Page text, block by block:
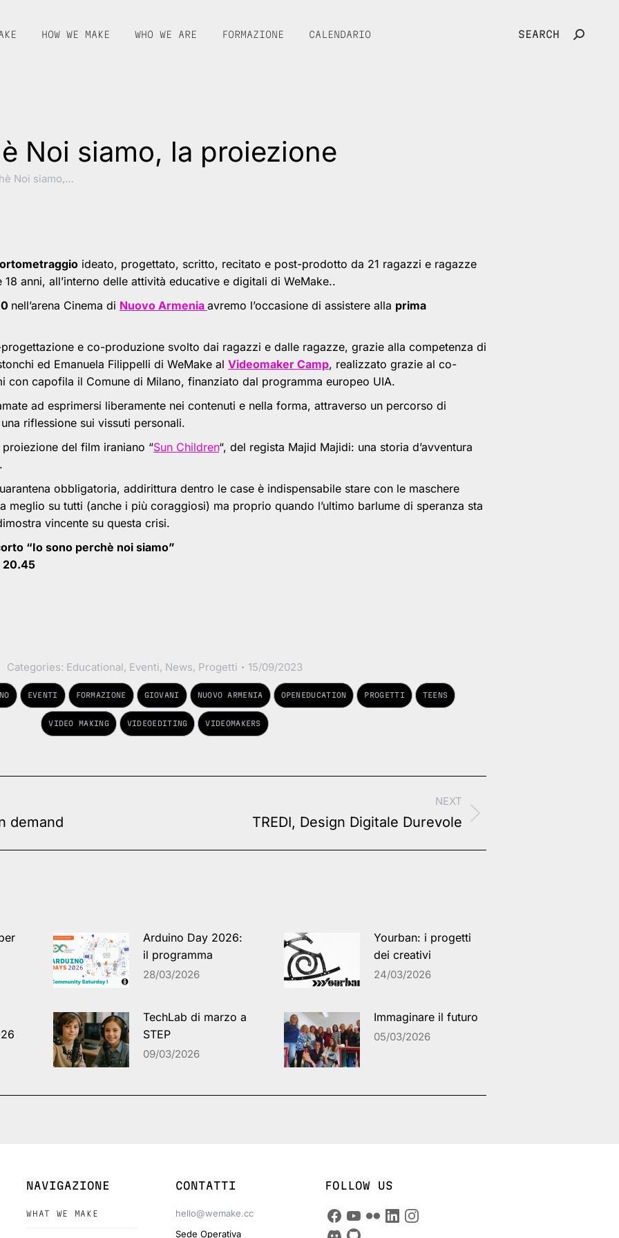
HOW WE MAKE WHO WE ARE FORMAZIONE CALENDARIO SEARCH Search:
Noi siamo, la proiezione
Noi siamo,…
ideato, progettato, scritto, recitato e post-prodotto da 21 ragazzi e ragazze
anni, all’interno delle attività educative e digitali di WeMake..
nell’arena Cinema di Nuovo Armenia avremo l’occasione di assistere alla prima
e co-produzione svolto dai ragazzi e dalle ragazze, grazie alla competenza di
ed Emanuela Filippelli di WeMake al Videomaker Camp, realizzato grazie al co-
con capofila il Comune di Milano, finanziato dal programma europeo UIA.
ad esprimersi liberamente nei contenuti e nella forma, attraverso un percorso di
riflessione sui vissuti personali.
del film iraniano “Sun Children“, del regista Majid Majidi: una storia d’avventura
obbligatoria, addirittura dentro le case è indispensabile stare con le maschere
meglio su tutti (anche i più coraggiosi) ma proprio quando l’ultimo barlume di speranza sta
vincente su questa crisi.
“Io sono perchè noi siamo”
20.45
Categories: Educational, Eventi, News, Progetti 15/09/2023
EVENTI FORMAZIONE GIOVANI NUOVO ARMENIA OPENEDUCATION PROGETTI TEENS
VIDEO MAKING VIDEOEDITING VIDEOMAKERS
demand
NEXT
TREDI, Design Digitale Durevole
Arduino Day 2026:
il programma
28/03/2026
Yourban: i progetti
dei creativi
24/03/2026
TechLab di marzo a
STEP
09/03/2026
Immaginare il futuro
05/03/2026
NAVIGAZIONE
WHAT WE MAKE
CONTATTI
hello@wemake.cc
Sede Operativa
FOLLOW US